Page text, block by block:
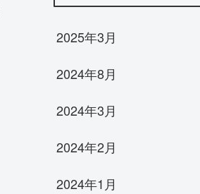
2025年3月
2024年8月
2024年3月
2024年2月
2024年1月